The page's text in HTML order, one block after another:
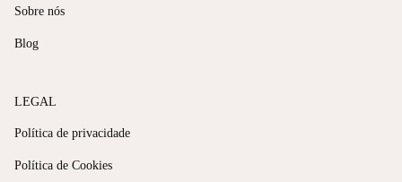
Sobre nós
Blog
LEGAL
Política de privacidade
Política de Cookies